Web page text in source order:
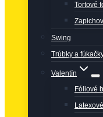
Tortové
Swing
Trúbky a
Valentín
Fóliové